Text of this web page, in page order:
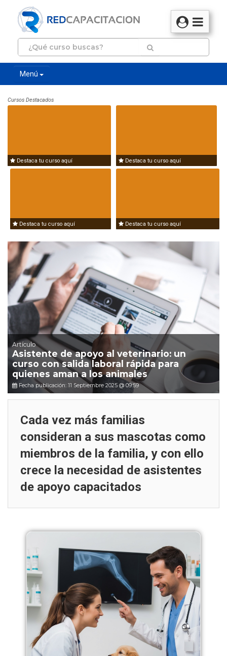
Menú
Cursos Destacados
Destaca tu curso aquí Destaca tu curso aquí
Destaca tu curso aquí Destaca tu curso aquí
Artículo
Asistente de apoyo al veterinario: un
curso con salida laboral rápida para
quienes aman a los animales
Fecha publicación: 11 Septiembre 2025 @ 09:59
Cada vez más familias
consideran a sus mascotas como
miembros de la familia, y con ello
crece la necesidad de asistentes
de apoyo capacitados